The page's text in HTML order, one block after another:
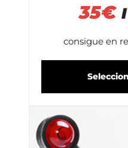
35€
consigue en